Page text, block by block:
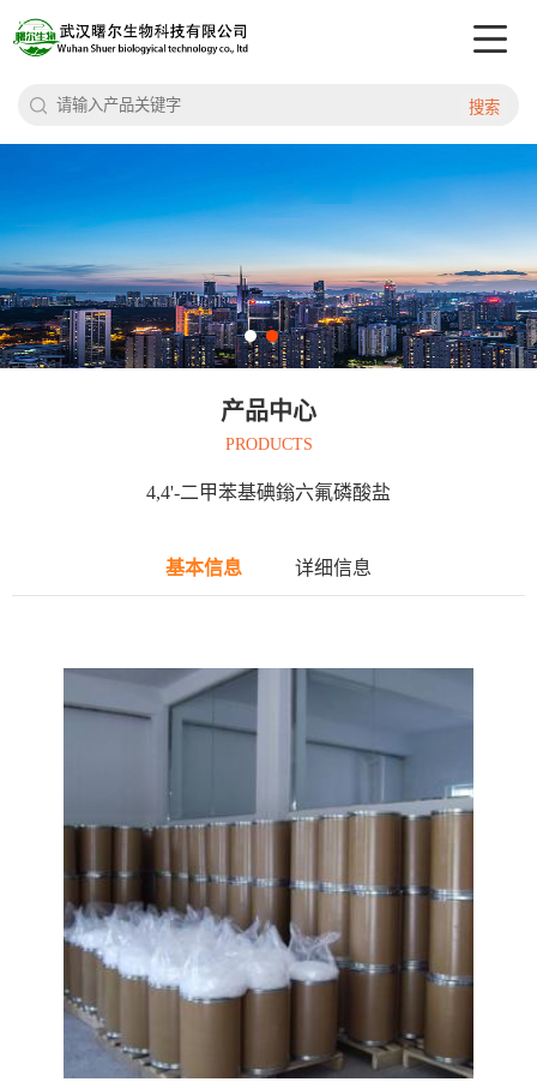
搜索
产品中心
PRODUCTS
4,4'-二甲苯基碘鎓六氟磷酸盐
基本信息 详细信息